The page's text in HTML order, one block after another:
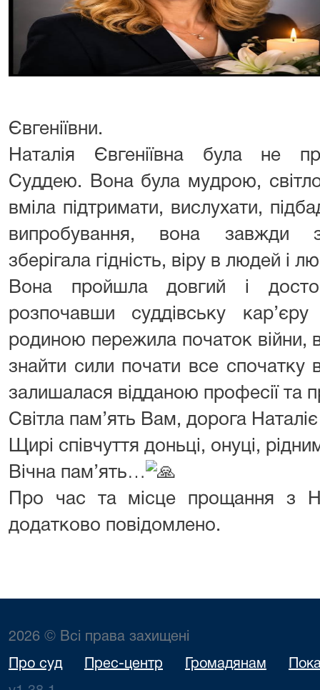
Євгеніївни.
Наталія Євгеніївна була не
Суддею. Вона була мудрою,
вміла підтримати, вислухати,
випробування, вона завжди
зберігала гідність, віру в людей і
Вона пройшла довгий і
розпочавши суддівську
родиною пережила початок війни,
знайти сили почати все спочатку
залишалася відданою професії та
Світла пам’ять Вам, дорога
Щирі співчуття доньці, онуці,
Вічна пам’ять…
Про час та місце прощання з
додатково повідомлено.
2026 © Всі права захищені
Про суд Прес-центр Громадянам